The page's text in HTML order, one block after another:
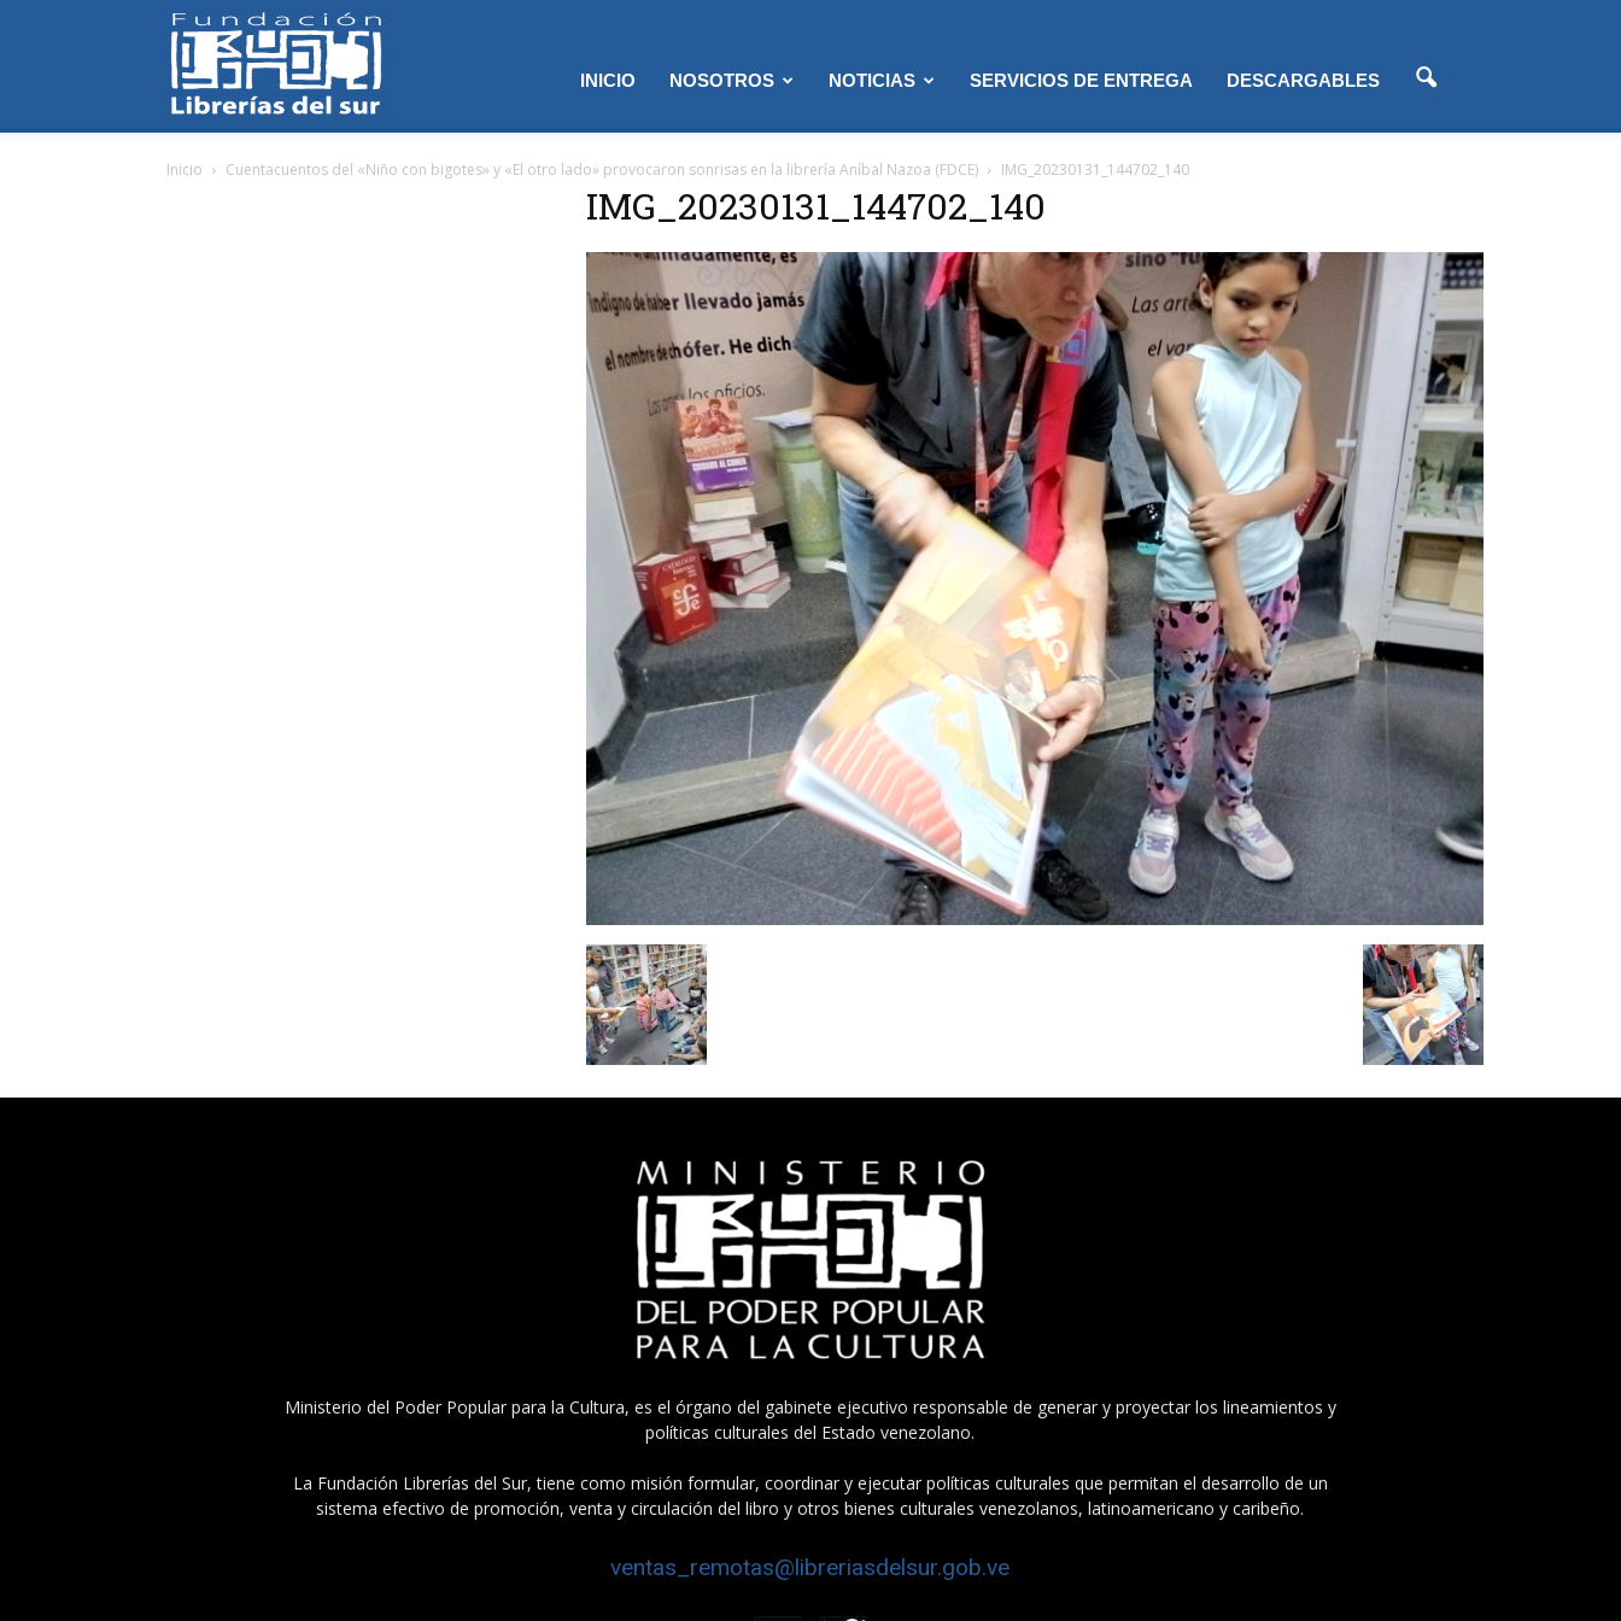
INICIO NOSOTROS NOTICIAS SERVICIOS DE ENTREGA DESCARGABLES
Inicio Cuentacuentos del «Niño con bigotes» y «El otro lado» provocaron sonrisas en la librería Aníbal Nazoa (FDCE) IMG_20230131_144702_140
IMG_20230131_144702_140
Ministerio del Poder Popular para la Cultura, es el órgano del gabinete ejecutivo responsable de generar y proyectar los lineamientos y
políticas culturales del Estado venezolano.
La Fundación Librerías del Sur, tiene como misión formular, coordinar y ejecutar políticas culturales que permitan el desarrollo de un
sistema efectivo de promoción, venta y circulación del libro y otros bienes culturales venezolanos, latinoamericano y caribeño.
ventas_remotas@libreriasdelsur.gob.ve